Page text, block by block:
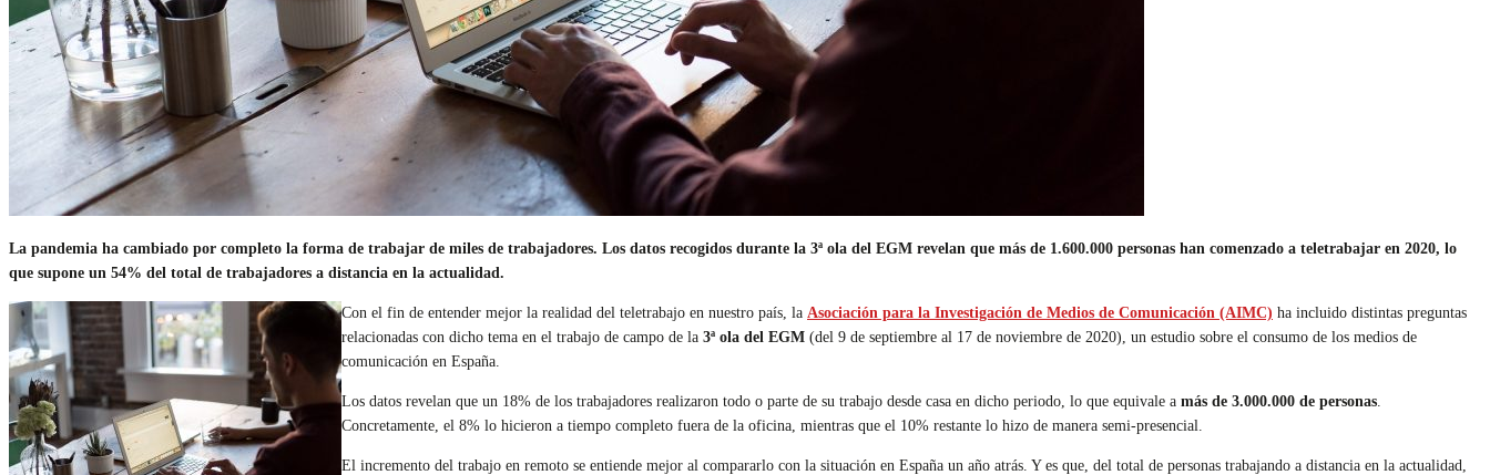
La pandemia ha cambiado por completo la forma de trabajar de miles de trabajadores. Los datos recogidos durante la 3ª ola del EGM revelan que más de 1.600.000 personas han comenzado a teletrabajar en 2020, lo
que supone un 54% del total de trabajadores a distancia en la actualidad.
Con el fin de entender mejor la realidad del teletrabajo en nuestro país, la Asociación para la Investigación de Medios de Comunicación (AIMC) ha incluido distintas preguntas
relacionadas con dicho tema en el trabajo de campo de la 3ª ola del EGM (del 9 de septiembre al 17 de noviembre de 2020), un estudio sobre el consumo de los medios de
comunicación en España.
Los datos revelan que un 18% de los trabajadores realizaron todo o parte de su trabajo desde casa en dicho periodo, lo que equivale a más de 3.000.000 de personas
Concretamente, el 8% lo hicieron a tiempo completo fuera de la oficina, mientras que el 10% restante lo hizo de manera semi-presencial.
El incremento del trabajo en remoto se entiende mejor al compararlo con la situación en España un año atrás. Y es que, del total de personas trabajando a distancia en la actualidad,